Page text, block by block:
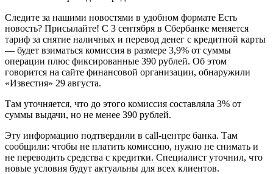
Следите за нашими новостями в удобном формате Есть
новость? Присылайте! С 3 сентября в Сбербанке меняется
тариф за снятие наличных и перевод денег с кредитной карты
— будет взиматься комиссия в размере 3,9% от суммы
операции плюс фиксированные 390 рублей. Об этом
говорится на сайте финансовой организации, обнаружили
«Известия» 29 августа.
Там уточняется, что до этого комиссия составляла 3% от
суммы выдачи, но не менее 390 рублей.
Эту информацию подтвердили в call-центре банка. Там
сообщили: чтобы не платить комиссию, нужно не снимать и
не переводить средства с кредитки. Специалист уточнил, что
новые условия будут актуальны для всех клиентов.